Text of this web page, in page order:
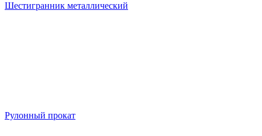
Шестигранник металлический
Рулонный прокат